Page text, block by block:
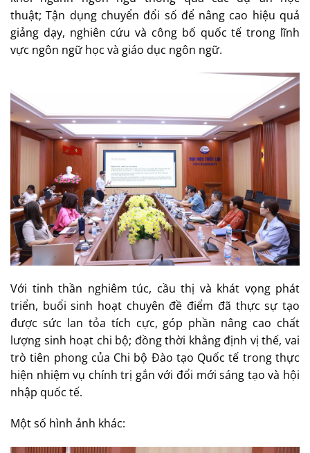
thuật; Tận dụng chuyển đổi số để nâng cao hiệu quả
giảng dạy, nghiên cứu và công bố quốc tế trong lĩnh
vực ngôn ngữ học và giáo dục ngôn ngữ.
Với tinh thần nghiêm túc, cầu thị và khát vọng phát
triển, buổi sinh hoạt chuyên đề điểm đã thực sự tạo
được sức lan tỏa tích cực, góp phần nâng cao chất
lượng sinh hoạt chi bộ; đồng thời khẳng định vị thế, vai
trò tiên phong của Chi bộ Đào tạo Quốc tế trong thực
hiện nhiệm vụ chính trị gắn với đổi mới sáng tạo và hội
nhập quốc tế.
Một số hình ảnh khác: